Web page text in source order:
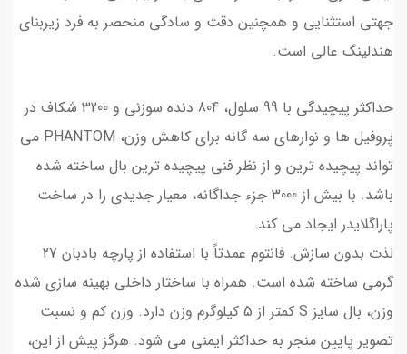
جهتی استثنایی و همچنین دقت و سادگی منحصر به فرد زیربنای
هندلینگ عالی است.
حداکثر پیچیدگی با 99 سلول، 804 دنده سوزنی و 3200 شکاف در
پروفیل ها و نوارهای سه گانه برای کاهش وزن، PHANTOM می
تواند پیچیده ترین و از نظر فنی پیچیده ترین بال ساخته شده
باشد. با بیش از 3000 جزء جداگانه، معیار جدیدی را در ساخت
پاراگلایدر ایجاد می کند.
لذت بدون سازش. فانتوم عمدتاً با استفاده از پارچه بادبان 27
گرمی ساخته شده است. همراه با ساختار داخلی بهینه سازی شده
وزن، بال سایز S کمتر از 5 کیلوگرم وزن دارد. وزن کم و نسبت
تصویر پایین منجر به حداکثر ایمنی می شود. هرگز پیش از این،